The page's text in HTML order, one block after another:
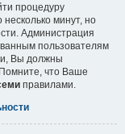
процедуру
минут, но
Администрация
пользователям
Вы должны
что Ваше
правилами.